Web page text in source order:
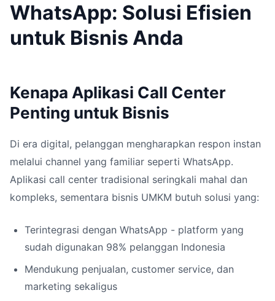
WhatsApp: Solusi Efisien
untuk Bisnis Anda
Kenapa Aplikasi Call Center
Penting untuk Bisnis
Di era digital, pelanggan mengharapkan respon instan
melalui channel yang familiar seperti WhatsApp.
Aplikasi call center tradisional seringkali mahal dan
kompleks, sementara bisnis UMKM butuh solusi yang:
Terintegrasi dengan WhatsApp - platform yang
sudah digunakan 98% pelanggan Indonesia
Mendukung penjualan, customer service, dan
marketing sekaligus